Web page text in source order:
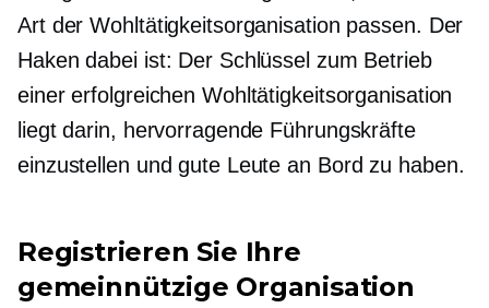
Art der Wohltätigkeitsorganisation passen. Der
Haken dabei ist: Der Schlüssel zum Betrieb
einer erfolgreichen Wohltätigkeitsorganisation
liegt darin, hervorragende Führungskräfte
einzustellen und gute Leute an Bord zu haben.
Registrieren Sie Ihre
gemeinnützige Organisation